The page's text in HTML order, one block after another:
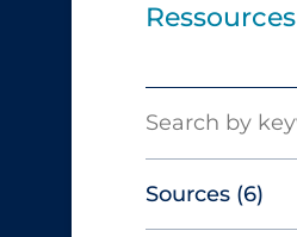
Ressources
Sources (6)